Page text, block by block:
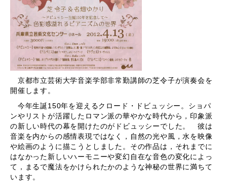
京都市立芸術大学音楽学部非常勤講師の芝令子が演奏会を
開催します。
今年生誕150年を迎えるクロード・ドビュッシー。ショパ
ンやリストが活躍したロマン派の華やかな時代から，印象派
の新しい時代の幕を開けたのがドビュッシーでした。 彼は
音楽を内からの感情表現ではなく，自然の光や風，水を映像
や絵画のように描こうとしました。その作品は，それまでに
はなかった新しいハーモニーや変幻自在な音色の変化によっ
て，まるで魔法をかけられたかのような神秘の世界に満ちて
います。